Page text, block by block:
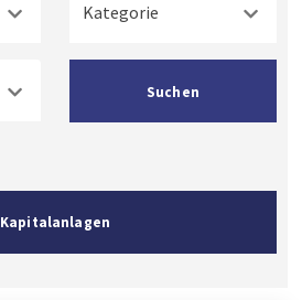
Kategorie
Suchen
Kapitalanlagen